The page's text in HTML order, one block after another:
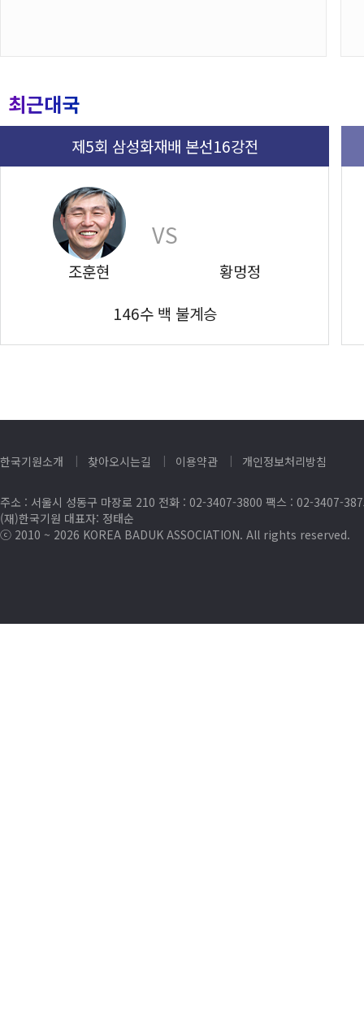
최근대국
제5회 삼성화재배 본선16강전
조훈현
VS
황멍정
146수 백 불계승
한국기원소개 찾아오시는길 이용약관 개인정보처리방침
주소 : 서울시 성동구 마장로 210 전화 : 02-3407-3800 팩스 : 02-3407-
(재)한국기원 대표자: 정태순
ⓒ 2010 ~ 2026 KOREA BADUK ASSOCIATION. All rights reserved.